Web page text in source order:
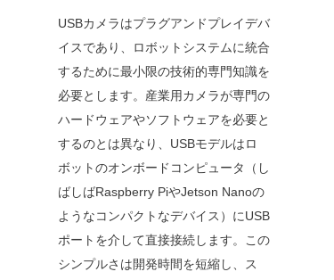
USBカメラはプラグアンドプレイデバ
イスであり、ロボットシステムに統合
するために最小限の技術的専門知識を
必要とします。産業用カメラが専門の
ハードウェアやソフトウェアを必要と
するのとは異なり、USBモデルはロ
ボットのオンボードコンピュータ（し
ばしばRaspberry PiやJetson Nanoの
ようなコンパクトなデバイス）にUSB
ポートを介して直接接続します。この
シンプルさは開発時間を短縮し、ス